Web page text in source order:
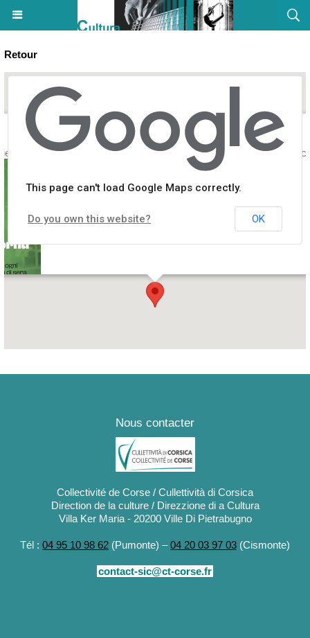
Retour
(Adultes) "Lingua d’ogni ghjornu" avec Rumanu Giorgi - Spaziu
This page can't load Google Maps correctly.
Do you own this website? OK
Nous contacter
Collectivité de Corse / Cullettività di Corsica
Direction de la culture / Direzzione di a Cultura
Villa Ker Maria - 20200 Ville Di Pietrabugno
Tél : 04 95 10 98 62 (Pumonte) –04 20 03 97 03 (Cismonte)
contact-sic@ct-corse.fr